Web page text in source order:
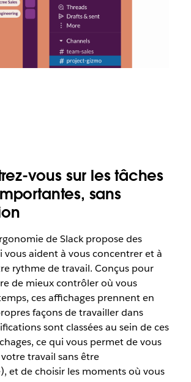
vous sur les tâches
sans
de Slack propose des
vous aident à vous concentrer et à
rythme de travail. Conçus pour
de mieux contrôler où vous
ces affichages prennent en
façons de travailler dans
sont classées au sein de ces
ce qui vous permet de vous
travail sans être
et de choisir les moments où vous